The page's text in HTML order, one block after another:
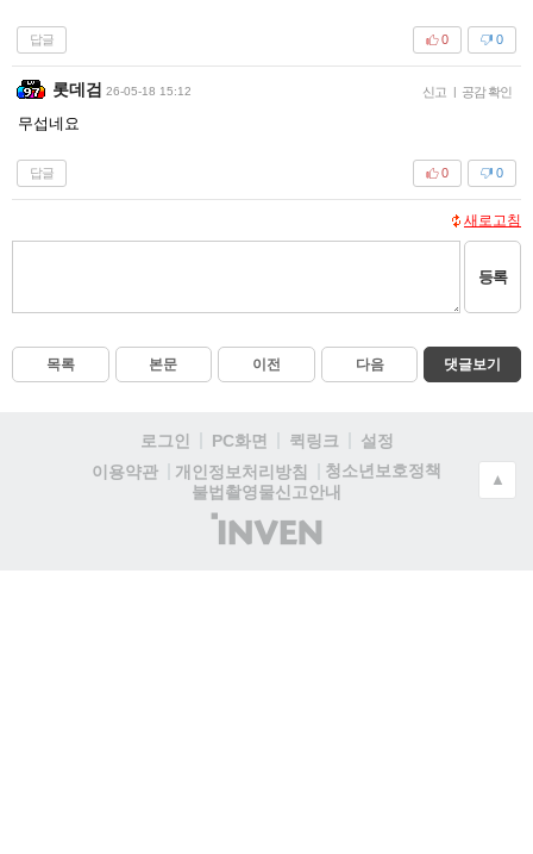
답글 0
0
롯데검 26-05-18 15:12 신고 | 공감 확인
무섭네요
답글 0
0
새로고침
등록
목록 본문 이전 다음 댓글보기
로그인 PC화면 퀵링크
설정
이용약관
개인정보처리방침
청소년보호정책
불법촬영물신고안내
(주)
인
▲